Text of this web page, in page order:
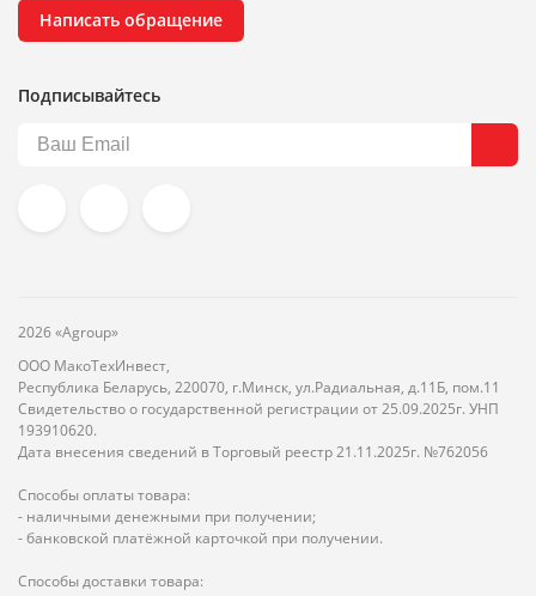
Написать обращение
Подписывайтесь
2026 «Agroup»
ООО МакоТехИнвест,
Республика Беларусь, 220070, г.Минск, ул.Радиальная, д.11Б, пом.11
Свидетельство о государственной регистрации от 25.09.2025г. УНП
193910620.
Дата внесения сведений в Торговый реестр 21.11.2025г. №762056
Способы оплаты товара:
- наличными денежными при получении;
- банковской платёжной карточкой при получении.
Способы доставки товара: